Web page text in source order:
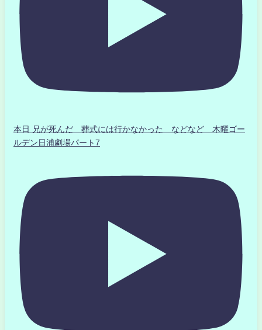
本日 兄が死んだ 葬式には行かなかった などなど 木曜ゴー
ルデン日浦劇場パート7